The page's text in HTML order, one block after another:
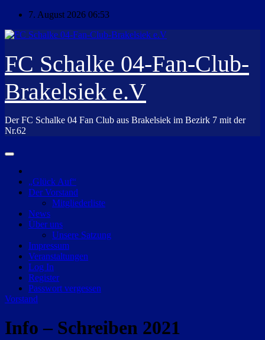
Zum
springen
7. August 2026 06:53
FC Schalke 04-Fan-Club-
Brakelsiek e.V
Der FC Schalke 04 Fan Club aus Brakelsiek im Bezirk 7 mit der
Nr.62
„Glück Auf“
Der Vorstand
Mitgliederliste
News
Über uns
Unsere Satzung
Impressum
Veranstaltungen
Log In
Register
Passwort vergessen
Vorstand
Info – Schreiben 2021